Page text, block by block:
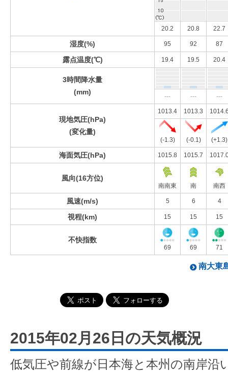
20.2 20.8 22.7
湿度(%) 95 92 87
露点温度(℃) 19.4 19.5 20.4
3時間降水量
(mm)
--- --- ---
現地気圧(hPa)
(変化量)
1013.4 1013.3
(-1.3) (-0.1) (+1.3)
海面気圧(hPa) 1015.8 1015.7
風向(16方位)
南南東 南 南西
風速(m/s) 5 6 4
視程(km) 15 15 15
不快指数
69 69 71
南大東
2015年02月26日の天気概況
低気圧や前線が日本海と本州の南岸沿